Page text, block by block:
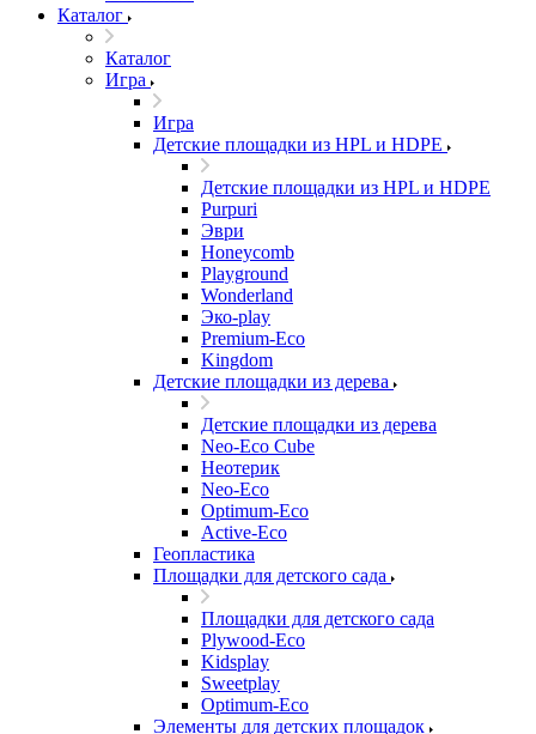
Каталог
Каталог
Игра
Игра
Детские площадки из HPL и HDPE
Детские площадки из HPL и HDPE
Purpuri
Эври
Honeycomb
Playground
Wonderland
Эко-play
Premium-Eco
Kingdom
Детские площадки из дерева
Детские площадки из дерева
Neo-Eco Cube
Неотерик
Neo-Eco
Оptimum-Еco
Active-Eco
Геопластика
Площадки для детского сада
Площадки для детского сада
Plywood-Eco
Kidsplay
Sweetplay
Оptimum-Еco
Элементы для детских площадок